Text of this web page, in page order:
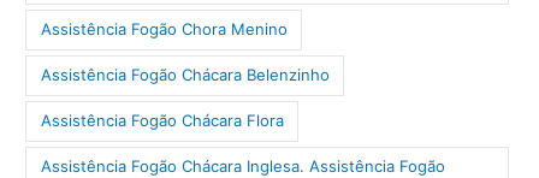
Assistência Fogão Chora Menino
Assistência Fogão Chácara Belenzinho
Assistência Fogão Chácara Flora
Assistência Fogão Chácara Inglesa. Assistência Fogão